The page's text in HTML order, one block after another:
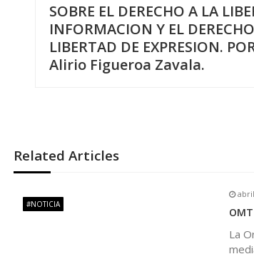
a
c
SOBRE EL DERECHO A LA
INFORMACION Y EL
LIBERTAD DE EXPRESION.
Alirio Figueroa Zavala.
Related Articles
#NOTICIA
La